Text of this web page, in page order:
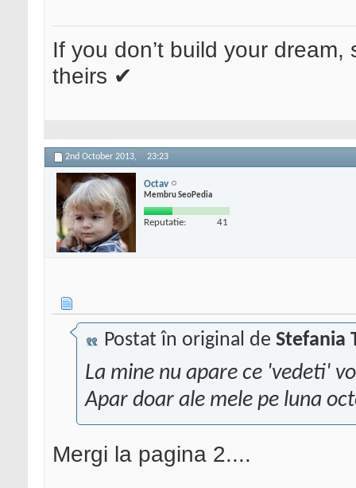
If you don’t build your
theirs ✔
2nd October 2013, 23:23
Octav
Membru SeoPedia
Reputatie: 41
Postat în original de Stefania
La mine nu apare ce 'vedeti'
Apar doar ale mele pe luna
Mergi la pagina 2....